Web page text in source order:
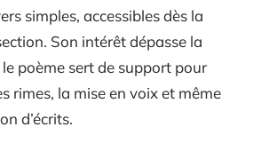
simples, accessibles dès la
Son intérêt dépasse la
poème sert de support pour
rimes, la mise en voix et même
d’écrits.